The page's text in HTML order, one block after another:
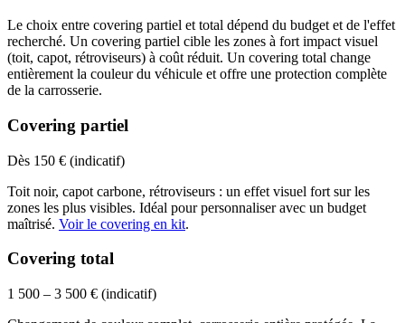
Le choix entre covering partiel et total dépend du budget et de l'effet
recherché. Un covering partiel cible les zones à fort impact visuel
(toit, capot, rétroviseurs) à coût réduit. Un covering total change
entièrement la couleur du véhicule et offre une protection complète
de la carrosserie.
Covering partiel
Dès 150 € (indicatif)
Toit noir, capot carbone, rétroviseurs : un effet visuel fort sur les
zones les plus visibles. Idéal pour personnaliser avec un budget
maîtrisé. Voir le covering en kit.
Covering total
1 500 – 3 500 € (indicatif)